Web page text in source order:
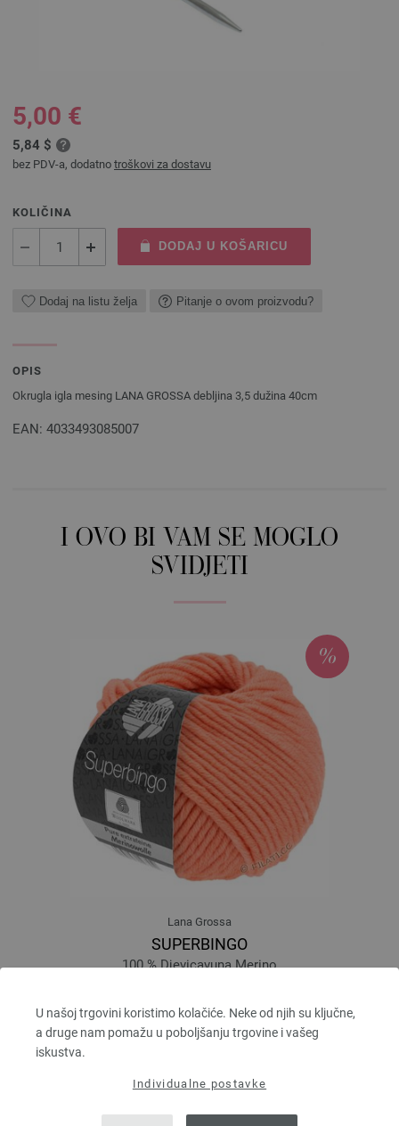
U našoj trgovini koristimo kolačiće. Neke od njih su ključne,
a druge nam pomažu u poboljšanju trgovine i vašeg
iskustva.
Individualne postavke
5,00 €
5,84 $
bez PDV-a, dodatno troškovi za dostavu
KOLIČINA
DODAJ U KOŠARICU
Dodaj na listu želja Pitanje o ovom proizvodu?
OPIS
Okrugla igla mesing LANA GROSSA debljina 3,5 dužina 40cm
EAN: 4033493085007
I OVO BI VAM SE MOGLO
SVIDJETI
Lana Grossa
SUPERBINGO
100 % Djevicavuna Merino
Većina igle: 6 - 7
RRP: 5,00 €
2,90 $RRP:5,84 $
bez PDV-a, dodatno troškovi za dostavu, Osnovna cijena:
prev next